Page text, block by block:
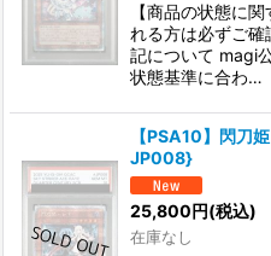
【商品の状態に
れる方は必ずご
記について magi
状態基準に合わ…
【PSA10】閃刀
JP008}
25,800円(税込)
在庫なし